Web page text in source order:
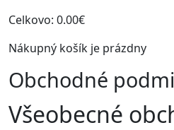
Celkovo: 0.00€
Nákupný košík je prázdny
Obchodné
Všeobecné